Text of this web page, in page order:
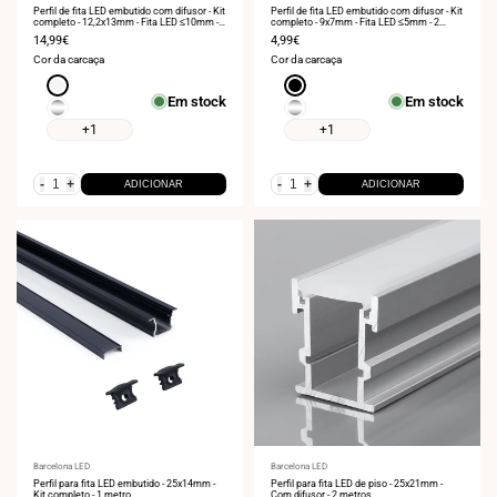
Perfil de fita LED embutido com difusor - Kit
completo - 12,2x13mm - Fita LED ≤10mm - 2
Preço
de
venda
14,99€
Cor da carcaça
Branco
Prata
+1
Em stock
- + ADICIONAR
Perfil de fita LED embutido com difusor - Kit
completo - 9x7mm - Fita LED ≤5mm - 2
Preço
de
venda
4,99€
Cor da carcaça
Preto
Prata
+1
Em stock
- + ADICIONAR
Fornecedor:
Barcelona LED
Perfil para fita LED embutido - 25x14mm -
Kit completo - 1 metro
Fornecedor:
Barcelona LED
Perfil para fita LED de piso - 25x21mm -
Com difusor - 2 metros